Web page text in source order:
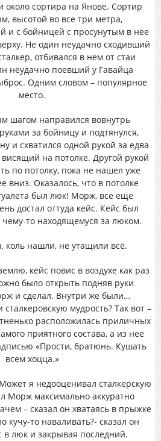
сортира на Янове. Сортир
высотой во все три метра,
и с бойницей с просунутым в нее
Не один неудачно сходивший
отбивался в нем от стаи
неудачно поевший у Гавайца
Одним словом – популярное
место.
шагом направился вовнутрь
за бойницу и подтянулся,
и схватился одной рукой за едва
на потолке. Другой рукой
по потолку, пока не нашел уже
вниз. Оказалось, что в потолке
был люк! Морж, все еще
достал оттуда кейс. Кейс был
то находящемуся за люком.
коль нашли, не утащили всё.
кейс повис в воздухе как раз
было открыть подняв руки
и сделал. Внутри же были…
мудрость? Так вот –
расположилась приличных
приятного состава, а из нее
«Прости, братюнь. Кушать
всем хоцца.»
я недооценивал сталкерскую
Морж максимально аккуратно
– сказал он хватаясь в прыжке
кучу-то наваливать?- сказал он
в люк и закрывая последний.